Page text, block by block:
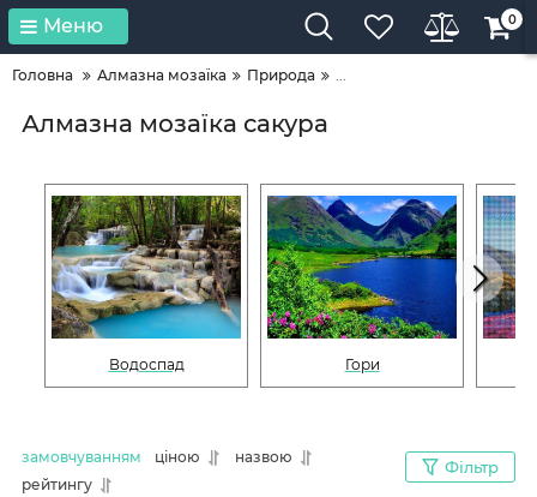
Меню 0
Головна Алмазна мозаїка Природа ...
Алмазна мозаїка сакура
Водоспад Гори
замовчуванням ціною
назвою
рейтингу
Фільтр